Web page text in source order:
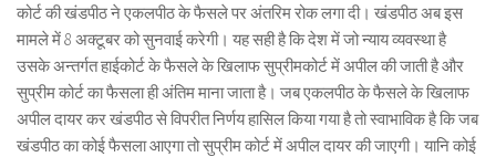
कोर्ट की खंडपीठ ने एकलपीठ के फैसले पर अंतरिम रोक लगा दी। खंडपीठ अब इस
मामले में 8 अक्टूबर को सुनवाई करेगी। यह सही है कि देश में जो न्याय व्यवस्था है
उसके अन्तर्गत हाईकोर्ट के फैसले के खिलाफ सुप्रीमकोर्ट में अपील की जाती है और
सुप्रीम कोर्ट का फैसला ही अंतिम माना जाता है। जब एकलपीठ के फैसले के खिलाफ
अपील दायर कर खंडपीठ से विपरीत निर्णय हासिल किया गया है तो स्वाभाविक है कि जब
खंडपीठ का कोई फैसला आएगा तो सुप्रीम कोर्ट में अपील दायर की जाएगी। यानि कोई